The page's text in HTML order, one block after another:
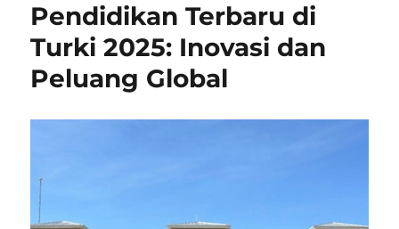
Pendidikan Terbaru di
Turki 2025: Inovasi dan
Peluang Global